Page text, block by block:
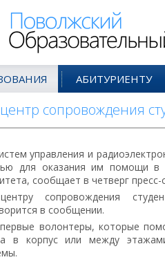
АБИТУРИЕНТУ
сопровождения
управления и
для оказания им помощи в
сообщает в четверг пресс-
сопровождения
в сообщении.
волонтеры, которые
в корпус или между